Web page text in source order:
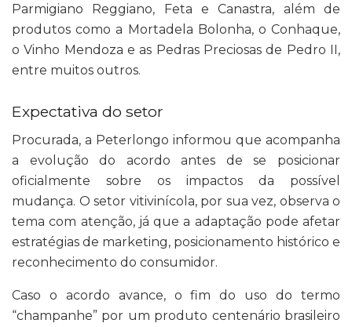
Parmigiano Reggiano, Feta e Canastra, além de
produtos como a Mortadela Bolonha, o Conhaque,
o Vinho Mendoza e as Pedras Preciosas de Pedro II,
entre muitos outros.
Expectativa do setor
Procurada, a Peterlongo informou que acompanha
a evolução do acordo antes de se posicionar
oficialmente sobre os impactos da possível
mudança. O setor vitivinícola, por sua vez, observa o
tema com atenção, já que a adaptação pode afetar
estratégias de marketing, posicionamento histórico e
reconhecimento do consumidor.
Caso o acordo avance, o fim do uso do termo
“champanhe” por um produto centenário brasileiro